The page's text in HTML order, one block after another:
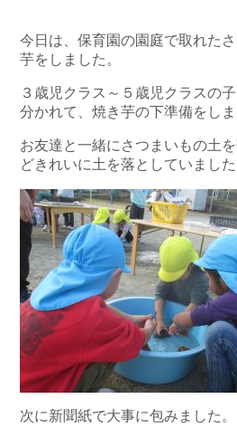
今日は、保育園の園庭で取れた
芋をしました。
３歳児クラス～５歳児クラスの
分かれて、焼き芋の下準備をしま
お友達と一緒にさつまいもの土
どきれいに土を落としていました
次に新聞紙で大事に包みました。